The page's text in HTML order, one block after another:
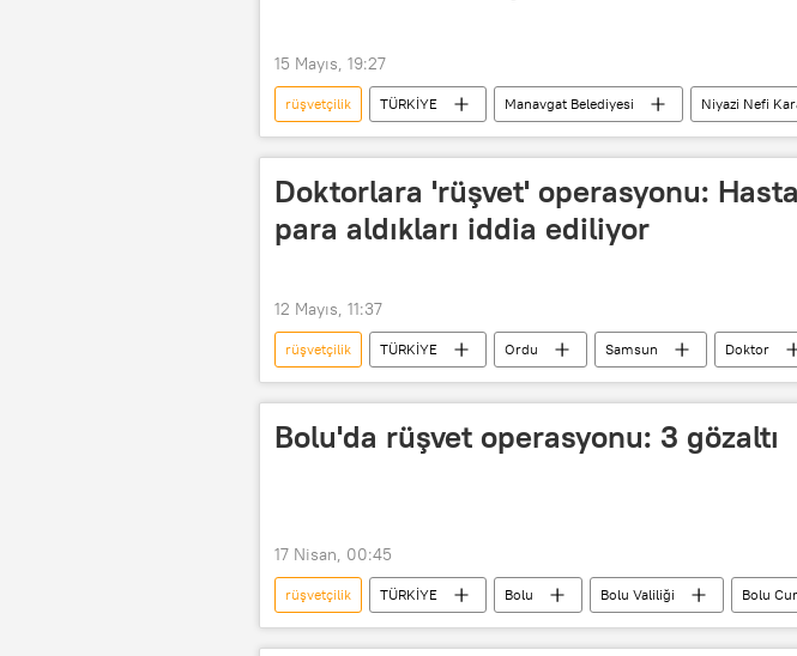
15 Mayıs, 19:27
rüşvetçilik TÜRKİYE Manavgat Belediyesi Niyazi Nefi
Rüşvet teklifi
Baklava Yolsuzluk Yolsuzluk
Doktorlara 'rüşvet' operasyonu:
para aldıkları iddia ediliyor
12 Mayıs, 11:37
rüşvetçilik TÜRKİYE Ordu Samsun Doktor
Bolu'da rüşvet operasyonu: 3 gözaltı
17 Nisan, 00:45
rüşvetçilik TÜRKİYE Bolu Bolu Valiliği
Bolu
Bolu İl Emniyet Müdürlüğü
Rüşvet
Rüşvet teklifi